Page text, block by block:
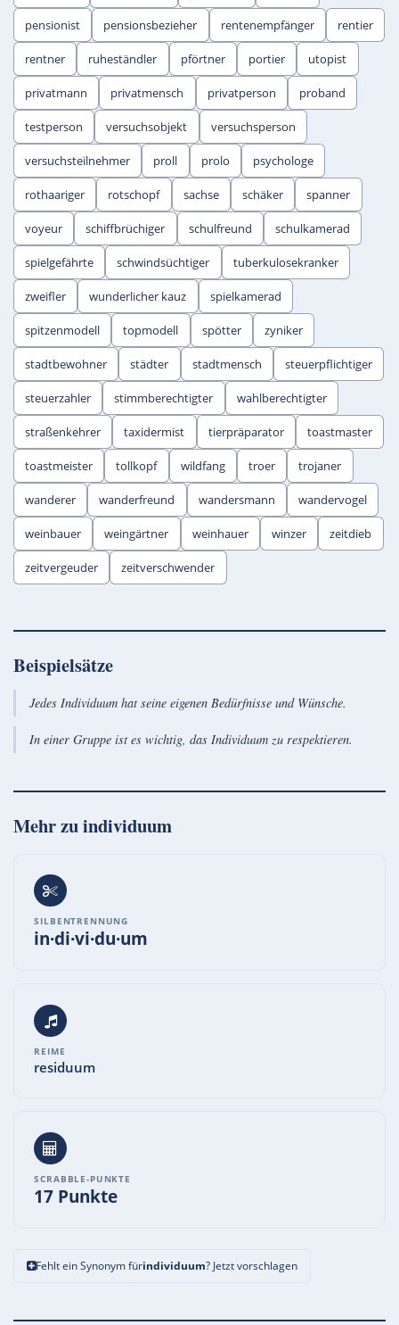
pensionist pensionsbezieher rentenempfänger rentier
rentner ruheständler pförtner portier utopist
privatmann privatmensch privatperson proband
testperson versuchsobjekt versuchsperson
versuchsteilnehmer proll prolo psychologe
rothaariger rotschopf sachse schäker spanner
voyeur schiffbrüchiger schulfreund schulkamerad
spielgefährte schwindsüchtiger tuberkulosekranker
zweifler wunderlicher kauz spielkamerad
spitzenmodell topmodell spötter zyniker
stadtbewohner städter stadtmensch steuerpflichtiger
steuerzahler stimmberechtigter wahlberechtigter
straßenkehrer taxidermist tierpräparator toastmaster
toastmeister tollkopf wildfang troer trojaner
wanderer wanderfreund wandersmann wandervogel
weinbauer weingärtner weinhauer winzer zeitdieb
zeitvergeuder zeitverschwender
Beispielsätze
Jedes Individuum hat seine eigenen Bedürfnisse und Wünsche.
In einer Gruppe ist es wichtig, das Individuum zu respektieren.
Mehr zuindividuum
SILBENTRENNUNG
in·di·vi·du·um
REIME
residuum
SCRABBLE-PUNKTE
17 Punkte
Fehlt ein Synonym fürindividuum? Jetzt vorschlagen